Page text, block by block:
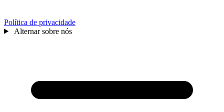
Política de privacidade
Alternar sobre nós